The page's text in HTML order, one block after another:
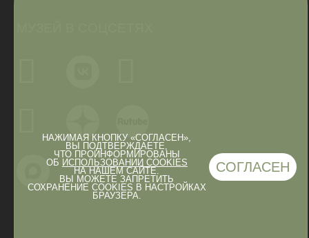
НАЖИМАЯ КНОПКУ «СОГЛАСЕН»,
ВЫ ПОДТВЕРЖДАЕТЕ,
ЧТО ПРОИНФОРМИРОВАНЫ
ОБ ИСПОЛЬЗОВАНИИ COOKIES
НА НАШЕМ САЙТЕ.
ВЫ МОЖЕТЕ ЗАПРЕТИТЬ
СОХРАНЕНИЕ COOKIES В НАСТРОЙКАХ
БРАУЗЕРА.
СОГЛАСЕН